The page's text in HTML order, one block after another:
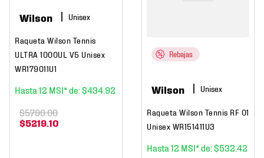
Wilson
Raqueta Wilson Tennis
ULTRA 1000UL V5 Unisex
WR179011U1
12 $434 92
$5219.10
$5799.00
Rebajas
Wilson
Raqueta Wilson Tennis RF 01
Unisex WR151411U3
12 $532 42